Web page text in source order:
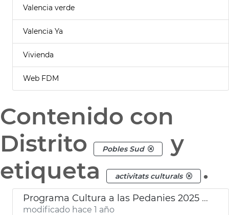
Valencia verde
Valencia Ya
Vivienda
Web FDM
Contenido con
Distrito
Pobles Sud
y
etiqueta
activitats culturals .
Programa Cultura a las Pedanies 2025 València
modificado hace 1 año